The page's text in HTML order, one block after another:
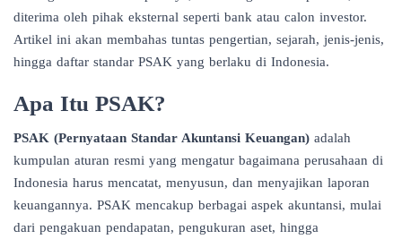
diterima oleh pihak eksternal seperti bank atau calon investor.
Artikel ini akan membahas tuntas pengertian, sejarah, jenis-jenis,
hingga daftar standar PSAK yang berlaku di Indonesia.
Apa Itu PSAK?
PSAK (Pernyataan Standar Akuntansi Keuangan) adalah
kumpulan aturan resmi yang mengatur bagaimana perusahaan di
Indonesia harus mencatat, menyusun, dan menyajikan laporan
keuangannya. PSAK mencakup berbagai aspek akuntansi, mulai
dari pengakuan pendapatan, pengukuran aset, hingga